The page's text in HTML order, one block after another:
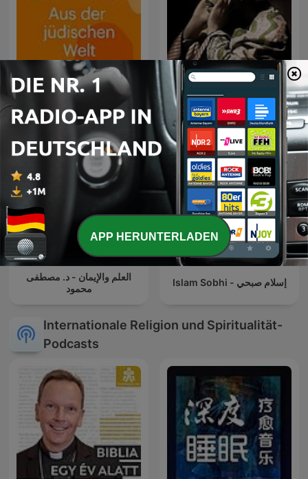
Aus der jüdischen Welt
تلاوات الشيخ محمد رفعت -
معالجة مع إزالة ضوضاء
العلم والإيمان - د. مصطفى
محمود
Islam Sobhi - إسلام صبحي
Internationale Religion und Spiritualität-
Podcasts
APP HERUNTERLADEN